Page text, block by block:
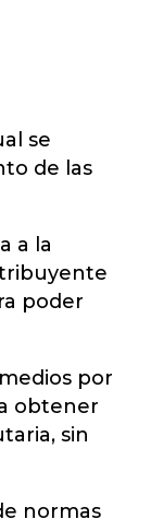
se
de las
a la
poder
por
obtener
sin
normas